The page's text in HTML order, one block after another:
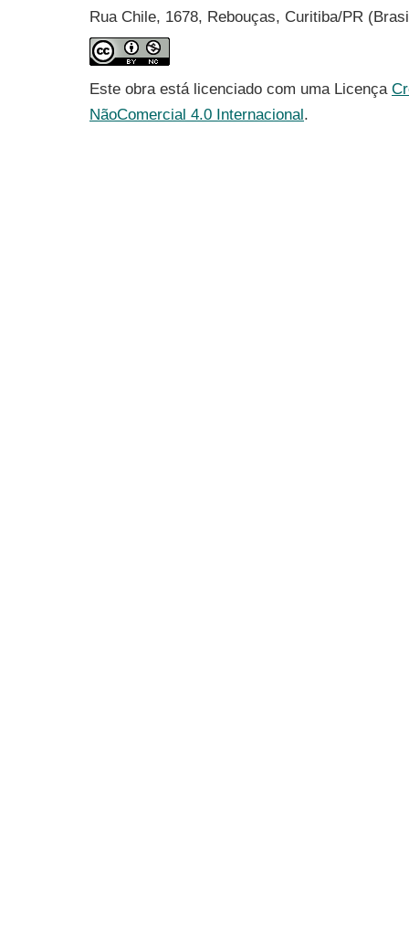
Rua Chile, 1678, Rebouças, Curitiba/PR
Este obra está licenciado com uma Licença
NãoComercial 4.0 Internacional.